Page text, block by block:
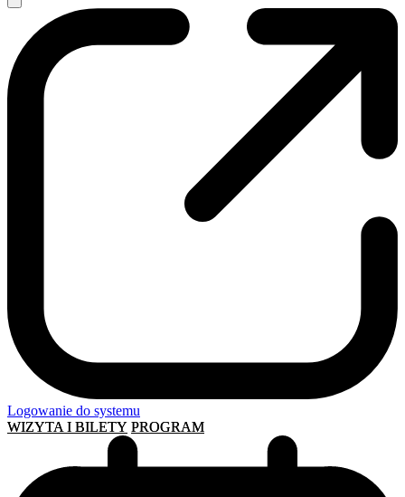
Logowanie do systemu
WIZYTA I BILETY PROGRAM